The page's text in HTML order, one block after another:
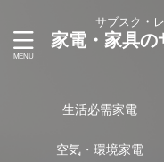
サブスク・
家電・家具
生活必需家電
空気・環境家電